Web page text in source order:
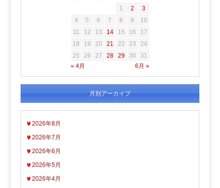
« 4月 6月 »
1 2
3
4
5 6 7 8 9
10
11
12 13 14 15 16
17
18
19 20 21 22 23
24
25
26 27 28 29 30 31
月別アーカイブ
2026年8月
2026年7月
2026年6月
2026年5月
2026年4月